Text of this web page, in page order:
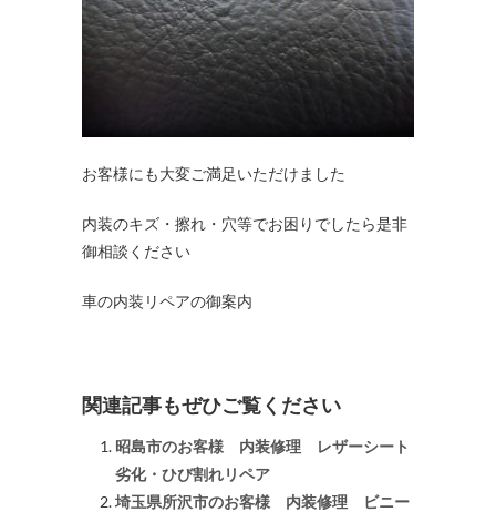
お客様にも大変ご満足いただけました
内装のキズ・擦れ・穴等でお困りでしたら是非
御相談ください
車の内装リペアの御案内
関連記事もぜひご覧ください
昭島市のお客様 内装修理 レザーシート
劣化・ひび割れリペア
埼玉県所沢市のお客様 内装修理 ビニー